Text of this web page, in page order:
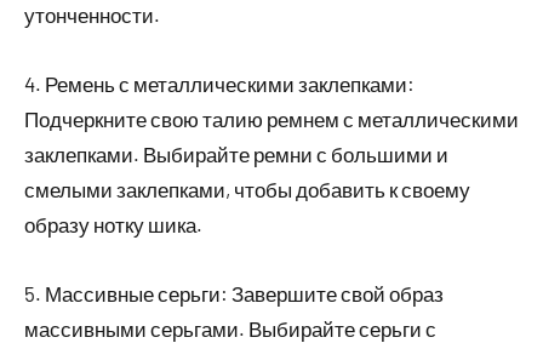
утонченности.
4. Ремень с металлическими заклепками:
Подчеркните свою талию ремнем с металлическими
заклепками. Выбирайте ремни с большими и
смелыми заклепками, чтобы добавить к своему
образу нотку шика.
5. Массивные серьги: Завершите свой образ
массивными серьгами. Выбирайте серьги с